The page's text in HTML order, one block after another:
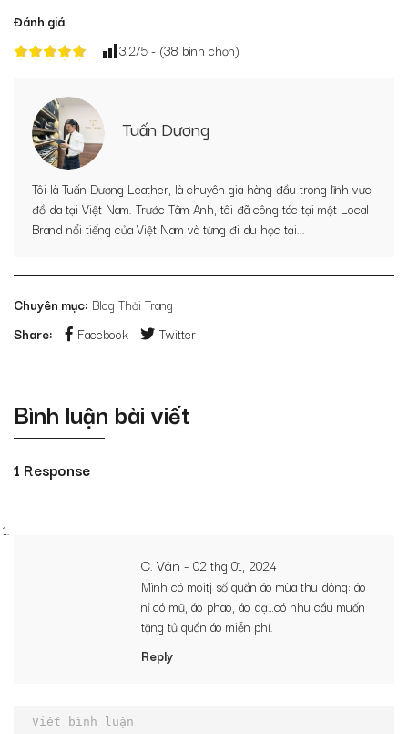
Đánh giá
3.2/5 - (38 bình chọn)
Tuấn Dương
Tôi là Tuấn Dương Leather, là chuyên gia hàng đầu trong lĩnh vực
đồ da tại Việt Nam. Trước Tâm Anh, tôi đã công tác tại một Local
Brand nổi tiếng của Việt Nam và từng đi du học tại...
Chuyên mục: Blog Thời Trang
Share:
Facebook Twitter
Bình luận bài viết
1 Response
C. Vân - 02 thg 01, 2024
Mình có moitj số quần áo mùa thu dông: áo
nỉ có mũ, áo phao, áo dạ…có nhu cầu muốn
tặng tủ quần áo miễn phí.
Reply